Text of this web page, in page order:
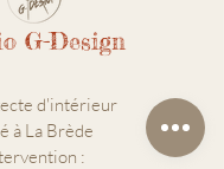
G-Design
d'intérieur
à La Brède
: